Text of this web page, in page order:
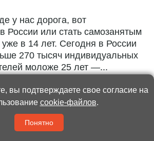
у нас дорога, вот
России или стать самозанятым
в 14 лет. Сегодня в России
270 тысяч индивидуальных
моложе 25 лет —...
полностью
вы подтверждаете свое согласие на
cookie-файлов.
Понятно